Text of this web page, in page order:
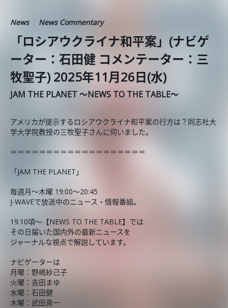
News News Commentary
「ロシアウクライナ和平案」(ナビゲ
ーター：石田健 コメンテーター：三
牧聖子) 2025年11月26日(水)
JAM THE PLANET ～NEWS TO THE TABLE～
アメリカが提示するロシアウクライナ和平案の行方は？同志社大
学大学院教授の三牧聖子さんに伺いました。
＝＝＝＝＝＝＝＝＝＝＝＝＝＝＝＝＝＝＝
「JAM THE PLANET」
毎週月～木曜 19:00～20:45
J-WAVEで放送中のニュース・情報番組。
19:10頃～【NEWS TO THE TABLE】では
その日届いた国内外の最新ニュースを
ジャーナルな視点で解説しています。
ナビゲーターは
月曜：野嶋紗己子
火曜：吉田まゆ
水曜：石田健
木曜：武田真一